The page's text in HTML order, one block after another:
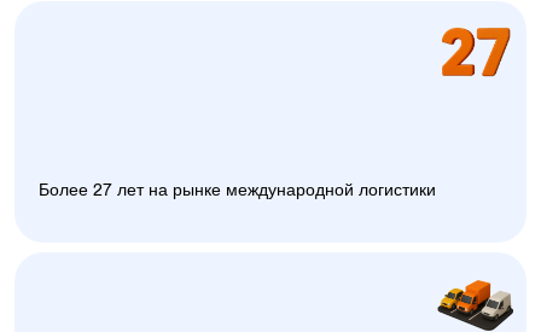
Более 27 лет на рынке международной логистики